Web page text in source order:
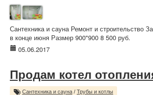
Сантехника и сауна Ремонт и строительство
в конце июня Размер 900"900 8 500 руб.
05.06.2017
Продам котел
Сантехника и сауна / Трубы и котлы